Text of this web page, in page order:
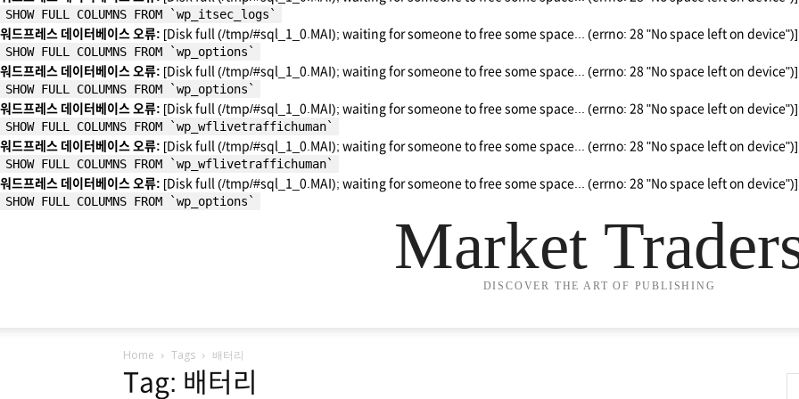
SHOW FULL COLUMNS FROM `wp_itsec_logs`
워드프레스 데이터베이스 오류: [Disk full (/tmp/#sql_1_0.MAI); waiting for someone to free some space... (errno: 28 "No space left on device")]
SHOW FULL COLUMNS FROM `wp_options`
워드프레스 데이터베이스 오류: [Disk full (/tmp/#sql_1_0.MAI); waiting for someone to free some space... (errno: 28 "No space left on device")]
SHOW FULL COLUMNS FROM `wp_options`
워드프레스 데이터베이스 오류: [Disk full (/tmp/#sql_1_0.MAI); waiting for someone to free some space... (errno: 28 "No space left on device")]
SHOW FULL COLUMNS FROM `wp_wflivetraffichuman`
워드프레스 데이터베이스 오류: [Disk full (/tmp/#sql_1_0.MAI); waiting for someone to free some space... (errno: 28 "No space left on device")]
SHOW FULL COLUMNS FROM `wp_wflivetraffichuman`
워드프레스 데이터베이스 오류: [Disk full (/tmp/#sql_1_0.MAI); waiting for someone to free some space... (errno: 28 "No space left on device")]
SHOW FULL COLUMNS FROM `wp_options`
Market
DISCOVER THE ART OF PUBLISHING
Home Tags 배터리
Tag: 배터리